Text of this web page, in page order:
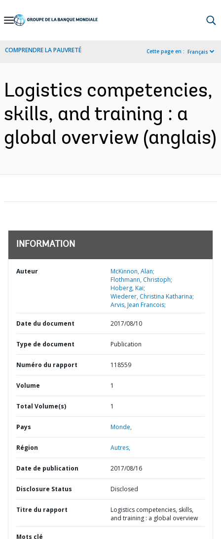
Skip
Navigation
COMPRENDRE LA PAUVRETÉ Cette page en : Français
Logistics competencies,
skills, and training : a
global overview (anglais)
INFORMATION
Auteur
McKinnon, Alan;
Flothmann, Christoph;
Hoberg, Kai;
Wiederer, Christina Katharina;
Arvis, Jean Francois;
Date du document 2017/08/10
Type de document Publication
Numéro du rapport 118559
Volume 1
Total Volume(s) 1
Pays Monde,
Région Autres,
Date de publication 2017/08/16
Disclosure Status Disclosed
Titre du rapport
Logistics competencies, skills,
and training : a global overview
Mots clé